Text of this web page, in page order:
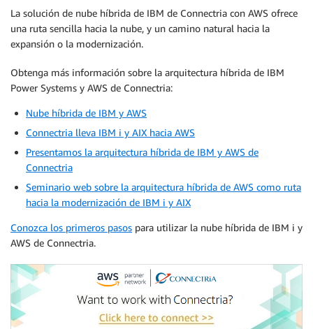
La solución de nube híbrida de IBM de Connectria con AWS ofrece
una ruta sencilla hacia la nube, y un camino natural hacia la
expansión o la modernización.
Obtenga más información sobre la arquitectura híbrida de IBM
Power Systems y AWS de Connectria:
Nube híbrida de IBM y AWS
Connectria lleva IBM i y AIX hacia AWS
Presentamos la arquitectura híbrida de IBM y AWS de
Connectria
Seminario web sobre la arquitectura híbrida de AWS como ruta
hacia la modernización de IBM i y AIX
Conozca los primeros pasos para utilizar la nube híbrida de IBM i y
AWS de Connectria.